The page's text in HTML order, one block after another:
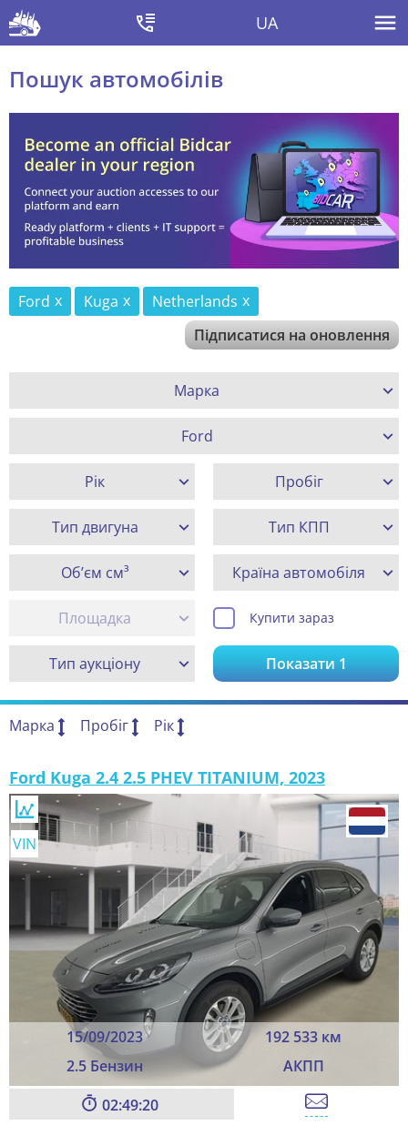
UA
Пошук автомобілів
Ford Kuga
Netherlands
Підписатися на оновлення
Марка
Ford
Рік Пробіг
Тип двигуна Тип КПП
Об’єм см³ Країна автомобіля
Площадка Купити зараз
Тип аукціону Показати1
Марка Пробіг Рік
Ford Kuga 2.4 2.5 PHEV TITANIUM, 2023
15/09/2023
192 533 км
2.5 Бензин
АКПП
VIN
02:49:19